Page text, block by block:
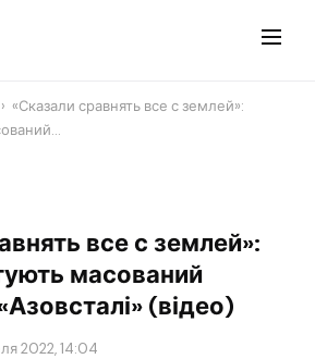
› «Сказали сравнять все с землей»:
все с землей»:
масований
(відео)
2022, 14:04